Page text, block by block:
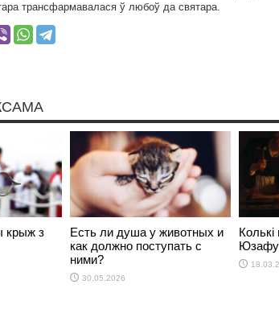
трансфармавалася ў любоў да святара.
крыж з
Есть ли душа у животных и
как должно поступать с
ними?
30.05.2026